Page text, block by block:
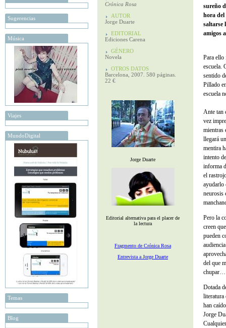
Sugerencias
Música
Viajes
MundoDigital
Temas
Blog
Crónica Rosa
AUTOR
Jorge Duarte
EDITORIAL
Ediciones Carena
GÉNERO
Novela
OTROS DATOS
Barcelona, 2007. 580 páginas.
22 €
Jorge Duarte
Editorial alternativa para el placer de
la lectura
Fragmento de Crónica Rosa
Entrevista a Jorge Duarte
sureño
hora del
saltarse
amigos
Para ello
escuela.
sentido
Pillado
escuela
Ante tan
vez
mientras
llegará
mentira
intento
informa
el
ayudarlo
neurosis
Pero la
creen
pueden
del que
chupar…
Dotada
literatura
han
Jorge